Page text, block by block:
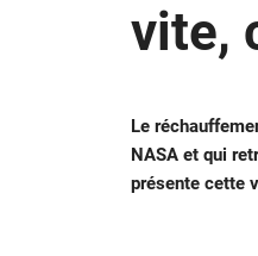
vite,
Le
NASA et qui
présente cette